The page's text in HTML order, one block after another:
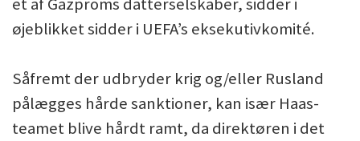
øjeblikket sidder i UEFA’s eksekutivkomité.
Såfremt der udbryder krig og/eller Rusland
pålægges hårde sanktioner, kan især Haas-
teamet blive hårdt ramt, da direktøren i det